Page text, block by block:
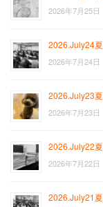
2026年7月25日
2026.July24
2026年7月24日
2026.July23
2026年7月23日
2026.July22
2026年7月22日
2026.July21